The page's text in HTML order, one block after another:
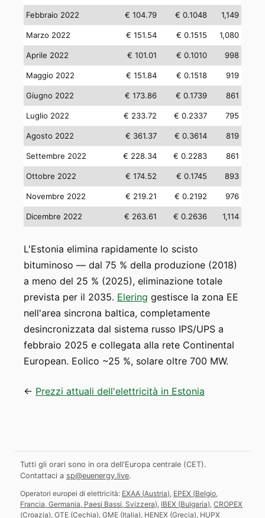
Febbraio 2022 € 104.79 € 0.1048 1,149
Marzo 2022 € 151.54 € 0.1515 1,080
Aprile 2022 € 101.01 € 0.1010 998
Maggio 2022 € 151.84 € 0.1518 919
Giugno 2022 € 173.86 € 0.1739 861
Luglio 2022 € 233.72 € 0.2337 795
Agosto 2022 € 361.37 € 0.3614 819
Settembre 2022 € 228.34 € 0.2283 861
Ottobre 2022 € 174.52 € 0.1745 893
Novembre 2022 € 219.21 € 0.2192 976
Dicembre 2022 € 263.61 € 0.2636 1,114
L'Estonia elimina rapidamente lo scisto
bituminoso — dal 75 % della produzione (2018)
a meno del 25 % (2025), eliminazione totale
prevista per il 2035. Elering gestisce la zona EE
nell'area sincrona baltica, completamente
desincronizzata dal sistema russo IPS/UPS a
febbraio 2025 e collegata alla rete Continental
European. Eolico ~25 %, solare oltre 700 MW.
← Prezzi attuali dell'elettricità in Estonia
Tutti gli orari sono in ora dell'Europa centrale (CET).
Contattaci a sp@euenergy.live.
Operatori europei di elettricità: EXAA (Austria), EPEX (Belgio,
Francia, Germania, Paesi Bassi, Svizzera), IBEX (Bulgaria), CROPEX
(Croazia), OTE (Cechia), GME (Italia), HENEX (Grecia), HUPX